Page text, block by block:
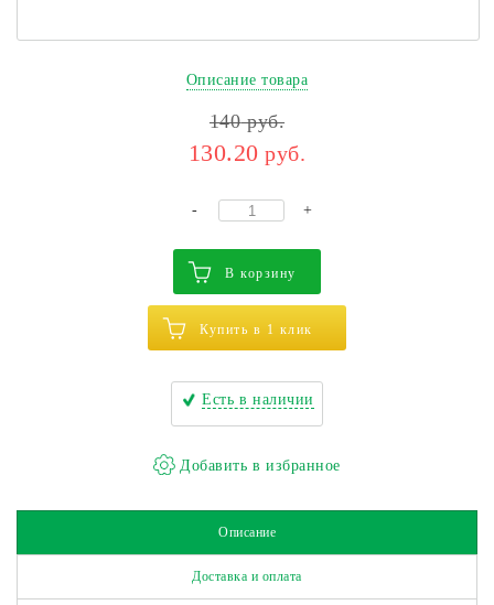
Описание товара
140руб.
130.20 руб.
- +
В корзину
Купить в 1 клик
Есть в наличии
Описание
Доставка и оплата